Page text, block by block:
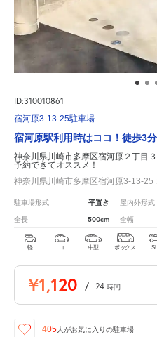
ID:310010861
宿河原3-13-25駐車場
宿河原駅利用時はココ！徒歩3
神奈川県川崎市多摩区宿河原２丁目
予約できてオススメ！
神奈川県川崎市多摩区宿河原3-13-25
駐車場形式 平置き 屋内外形式
全長 500cm 全幅
軽 コ 中型 ボックス
¥1,120 / 24 時間
405 人がお気に入りの駐車場